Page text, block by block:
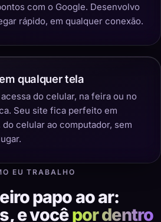
com o Google. Desenvolvo
rápido, em qualquer conexão.
qualquer tela
do celular, na feira ou no
Seu site fica perfeito em
celular ao computador, sem
EU TRABALHO
papo ao ar:
e vocêpor dentro